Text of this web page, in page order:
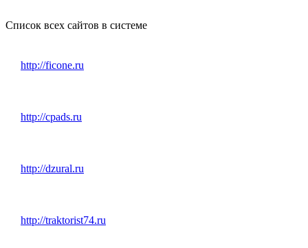
Список всех сайтов в системе
http://ficone.ru
http://cpads.ru
http://dzural.ru
http://traktorist74.ru